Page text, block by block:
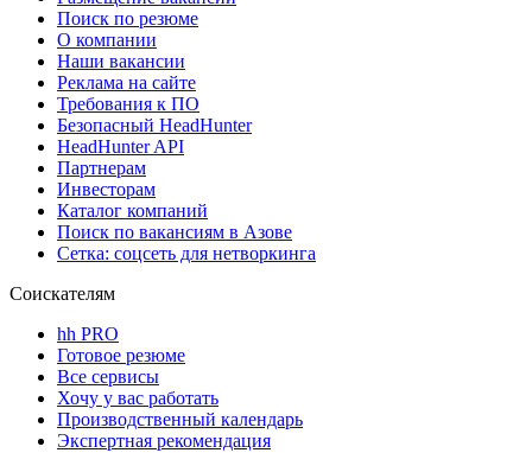
Поиск по резюме
О компании
Наши вакансии
Реклама на сайте
Требования к ПО
Безопасный HeadHunter
HeadHunter API
Партнерам
Инвесторам
Каталог компаний
Поиск по вакансиям в Азове
Сетка: соцсеть для нетворкинга
Соискателям
hh PRO
Готовое резюме
Все сервисы
Хочу у вас работать
Производственный календарь
Экспертная рекомендация